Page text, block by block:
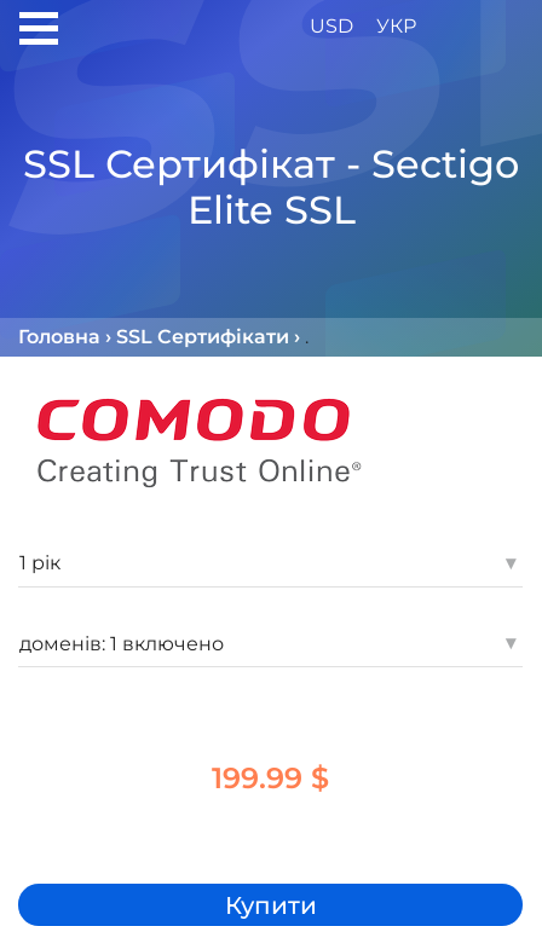
USD УКР
SSL Сертифікат - Sectigo
Elite SSL
Головна › SSL Сертифікати › Sectigo SSL
▾
▾
199.99 $
Купити